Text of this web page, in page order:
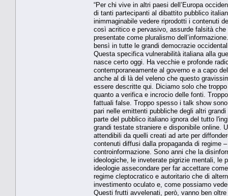
“Per chi vive in altri paesi dell’Europa
di tanti partecipanti al dibattito pubblico
inimmaginabile vedere riprodotti i contenuti
così acritico e pervasivo, assurde falsità
presentate come pluralismo
bensì in tutte le grandi democrazie
Questa specifica vulnerabilità italiana alla
nasce certo oggi. Ha vecchie e profonde
contemporaneamente al governo e a capo
anche al di là del veleno che questo
essere descritte qui. Diciamo solo che
quanto a verifica e incrocio delle fonti.
fattuali false. Troppo spesso i talk show
pari nelle emittenti pubbliche degli altri
parte del pubblico italiano ignora del tutto
grandi testate straniere e disponibile online.
attendibili da quelli creati ad arte per
contenuti diffusi dalla propaganda di regime
controinformazione. Sono anni che la
ideologiche, le inveterate pigrizie mentali, le
ideologie assecondare per far accettare
regime cleptocratico e autoritario che di
investimento oculato e, come possiamo
Questi frutti avvelenati, però, vanno ben